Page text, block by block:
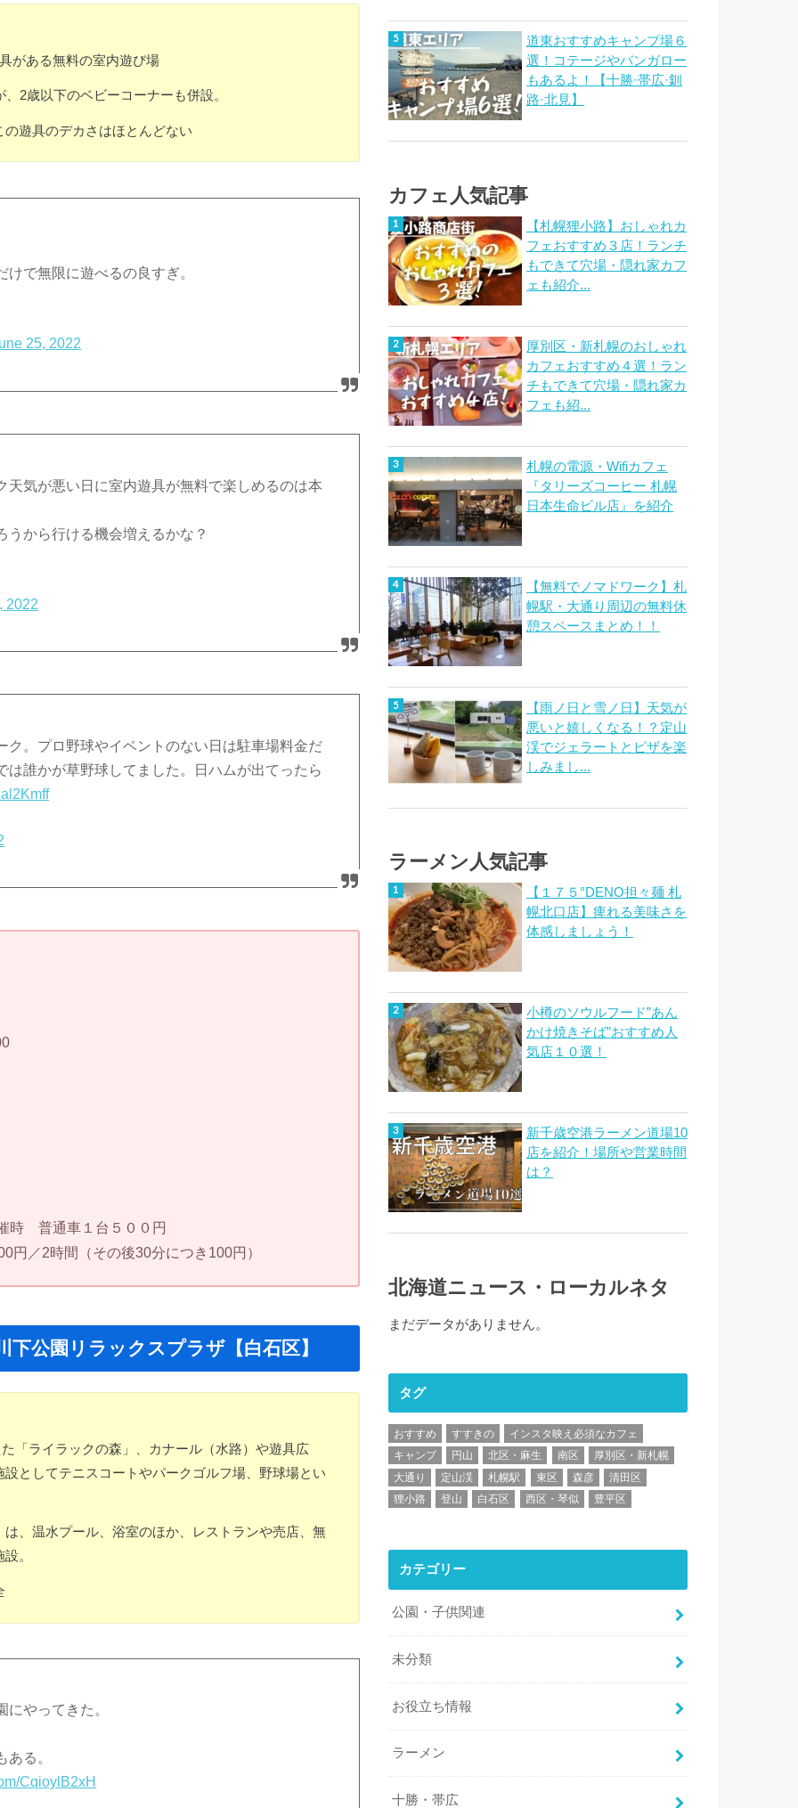
がある無料の室内遊び場
2歳以下のベビーコーナーも併設。
遊具のデカさはほとんどない
で無限に遊べるの良すぎ。
25, 2022
気が悪い日に室内遊具が無料で楽しめるのは本
から行ける機会増えるかな？
2022
ク。プロ野球やイベントのない日は駐車場料金だ
誰かが草野球してました。日ハムが出てったら
時 普通車１台５００円
／2時間（その後30分につき100円）
公園リラックスプラザ【白石区】
「ライラックの森」、カナール（水路）や遊具広
としてテニスコートやパークゴルフ場、野球場とい
、温水プール、浴室のほか、レストランや売店、無
。
やってきた。
る。
CqioylB2xH
道東おすすめキャンプ場６
選！コテージやバンガロー
もあるよ！【十勝·帯広·釧
路·北見】
カフェ人気記事
【札幌狸小路】おしゃれカ
フェおすすめ３店！ランチ
もできて穴場・隠れ家カフ
ェも紹介...
厚別区・新札幌のおしゃれ
カフェおすすめ４選！ラン
チもできて穴場・隠れ家カ
フェも紹...
札幌の電源・Wifiカフェ
『タリーズコーヒー 札幌
日本生命ビル店』を紹介
【無料でノマドワーク】札
幌駅・大通り周辺の無料休
憩スペースまとめ！！
【雨ノ日と雪ノ日】天気が
悪いと嬉しくなる！？定山
渓でジェラートとピザを楽
しみまし...
ラーメン人気記事
【１７５°DENO担々麺 札
幌北口店】痺れる美味さを
体感しましょう！
小樽のソウルフード”あん
かけ焼きそば”おすすめ人
気店１０選！
新千歳空港ラーメン道場10
店を紹介！場所や営業時間
は？
北海道ニュース・ローカルネタ
まだデータがありません。
タグ
おすすめ すすきの
インスタ映え必須なカフェ
キャンプ
円山 北区・麻生 南区
厚別区・新札幌
大通り
定山渓 札幌駅 東区 森彦
清田区
狸小路
登山 白石区 西区・琴似 豊平区
カテゴリー
公園・子供関連
未分類
お役立ち情報
ラーメン
十勝・帯広